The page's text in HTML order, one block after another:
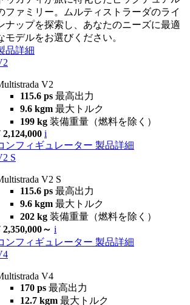
ファミリー。ムルティストラーダのライ
ナップを探索し、あなたのニーズに最適
モデルをお選びください。
品詳細
V2
115.6 ps 最高出力
9.6 kgm 最大トルク
199 kg 装備重量（燃料を除く）
2,124,000 i
ンフィギュレーター 製品詳細
S
V2 S
115.6 ps 最高出力
9.6 kgm 最大トルク
202 kg 装備重量（燃料を除く）
2,350,000～ i
ンフィギュレーター 製品詳細
V4
170 ps 最高出力
12.7 kgm 最大トルク